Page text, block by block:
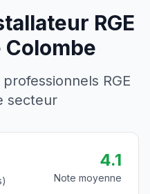
RGE
Colombe
RGE
secteur
4.1
Note moyenne